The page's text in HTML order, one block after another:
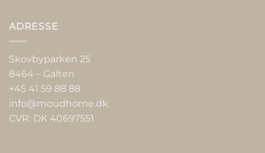
ADRESSE
Skovbyparken 25
8464 – Galten
+45 41 59 88 88
info@moudhome.dk
CVR: DK 40697551